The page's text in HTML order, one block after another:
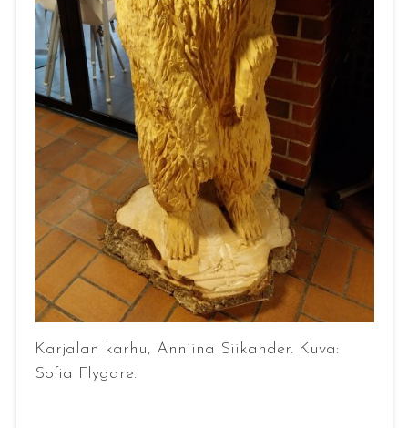
Karjalan karhu, Anniina Siikander. Kuva:
Sofia Flygare.